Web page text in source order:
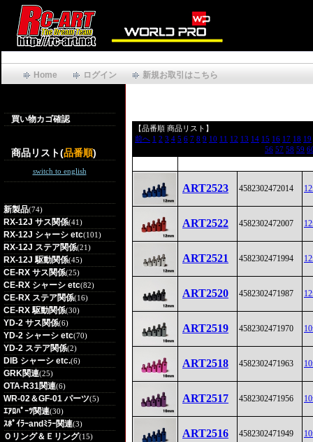
Home ログイン 新規お取引はこちら
買い物カゴ確認
商品リスト(品番順)
switch to english
新製品(74)
RX-12J サス関係(41)
RX-12J シャーシ etc(101)
RX-12J ステア関係(21)
RX-12J 駆動関係(45)
CE-RX サス関係(25)
CE-RX シャーシ etc(82)
CE-RX ステア関係(16)
CE-RX 駆動関係(30)
YD-2 サス関係(6)
YD-2 シャーシ etc(70)
YD-2 ステア関係(2)
DIB シャーシ etc.(6)
GRK関連(25)
OTA-R31関連(6)
WR-02＆GF-01 パーツ(5)
ｴｱﾛﾊﾟｰﾂ関連(30)
ｽﾎﾟｲﾗｰandﾐﾗｰ関連(3)
Ｏリング＆Ｅリング(15)
【品番順 商品リスト】
前へ 1 2 3 4 5 6 7 8 9 10 11 12 13 14 15 16 17 18 19
56 57 58 59
ART2523 4582302472014
ART2522 4582302472007
ART2521 4582302471994
ART2520 4582302471987
ART2519 4582302471970
ART2518 4582302471963
ART2517 4582302471956
ART2516 4582302471949